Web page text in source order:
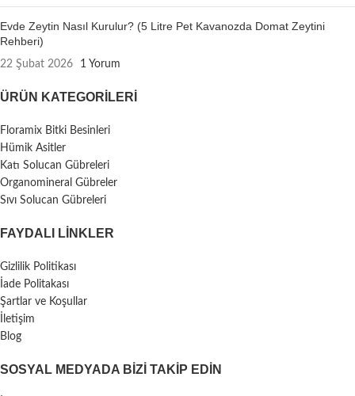
Evde Zeytin Nasıl Kurulur? (5 Litre Pet Kavanozda Domat Zeytini
Rehberi)
22 Şubat 2026 1 Yorum
ÜRÜN KATEGORILERI
Floramix Bitki Besinleri
Hümik Asitler
Katı Solucan Gübreleri
Organomineral Gübreler
Sıvı Solucan Gübreleri
FAYDALI LİNKLER
Gizlilik Politikası
İade Politakası
Şartlar ve Koşullar
İletişim
Blog
SOSYAL MEDYADA BIZI TAKIP EDIN